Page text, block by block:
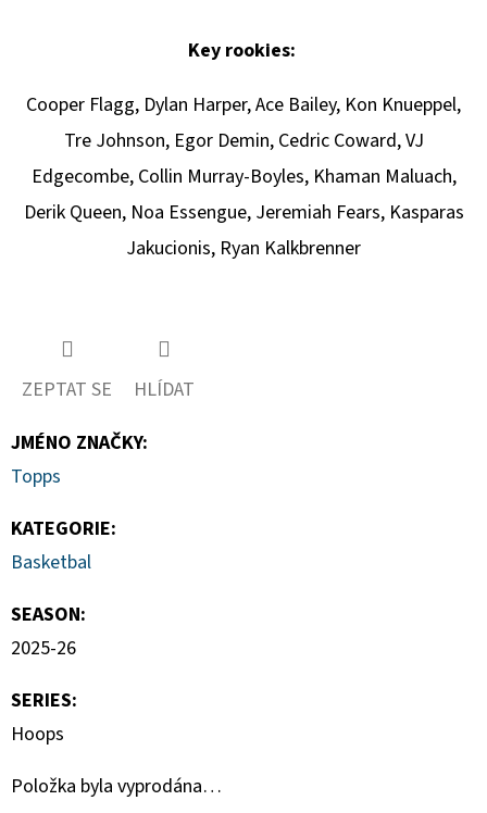
Key rookies:
Cooper Flagg, Dylan Harper, Ace Bailey, Kon Knueppel,
Tre Johnson, Egor Demin, Cedric Coward, VJ
Edgecombe, Collin Murray-Boyles, Khaman Maluach,
Derik Queen, Noa Essengue, Jeremiah Fears, Kasparas
Jakucionis, Ryan Kalkbrenner
ZEPTAT SE
HLÍDAT
JMÉNO ZNAČKY:
Topps
KATEGORIE:
Basketbal
SEASON:
2025-26
SERIES:
Hoops
Položka byla vyprodána…